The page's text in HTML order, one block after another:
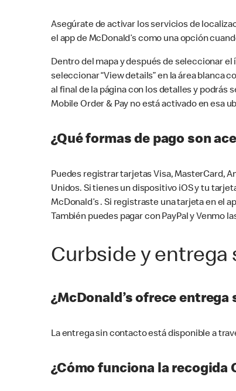
Asegúrate de activar los servicios de
el app de McDonald’s como una opción
Dentro del mapa y después de seleccionar
seleccionar “View details” en la área blanca
al final de la página con los detalles y podrás
Mobile Order & Pay no está activado en esa
¿Qué formas de pago son
Puedes registrar tarjetas Visa, MasterCard,
Unidos. Si tienes un dispositivo iOS y tu
McDonald’s . Si registraste una tarjeta en el
También puedes pagar con PayPal y Venmo
Curbside y
¿McDonald’s ofrece
La entrega sin contacto está disponible a
¿Cómo funciona la recogida